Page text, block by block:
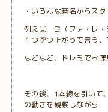
・いろんな音名からス
例えば ミ（ファ・レ・
１つずつ上がって言う
などなど、ドレミでお喋
その後、1本線を引いて
の動きを観察しながら